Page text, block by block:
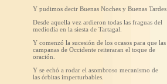
Y pudimos decir Buenas Noches y Buenas Tardes.
Desde aquella vez ardieron todas las fraguas del
mediodía en la siesta de Tartagal.
Y comenzó la sucesión de los ocasos para que las
campanas de Occidente reiteraran el toque de
oración.
Y se echó a rodar el asombroso mecanismo de
las órbitas imperturbables.